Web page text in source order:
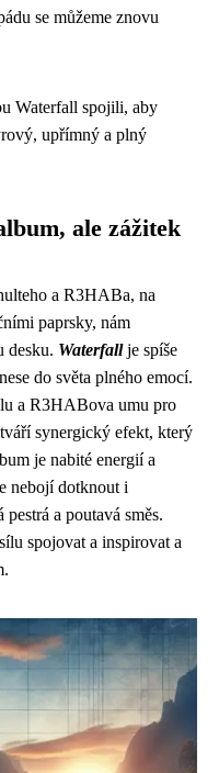
se můžeme znovu
Waterfall spojili, aby
upřímný a plný
ale zážitek
a R3HABa, na
paprsky, nám
desku. Waterfallje spíše
do světa plného emocí.
a R3HABova umu pro
synergický efekt, který
je nabité energií a
nebojí dotknout i
a poutavá směs.
spojovat a inspirovat a